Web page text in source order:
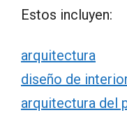
Estos incluyen:
arquitectura
diseño de
arquitectura del